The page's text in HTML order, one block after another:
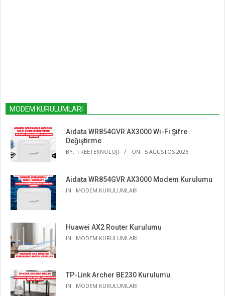
MODEM KURULUMLARI
Aidata WR854GVR AX3000 Wi-Fi Şifre
Değiştirme
BY: FREETEKNOLOJI ON: 5 AĞUSTOS 2026
Aidata WR854GVR AX3000 Modem Kurulumu
IN: MODEM KURULUMLARI
Huawei AX2 Router Kurulumu
IN: MODEM KURULUMLARI
TP-Link Archer BE230 Kurulumu
IN: MODEM KURULUMLARI